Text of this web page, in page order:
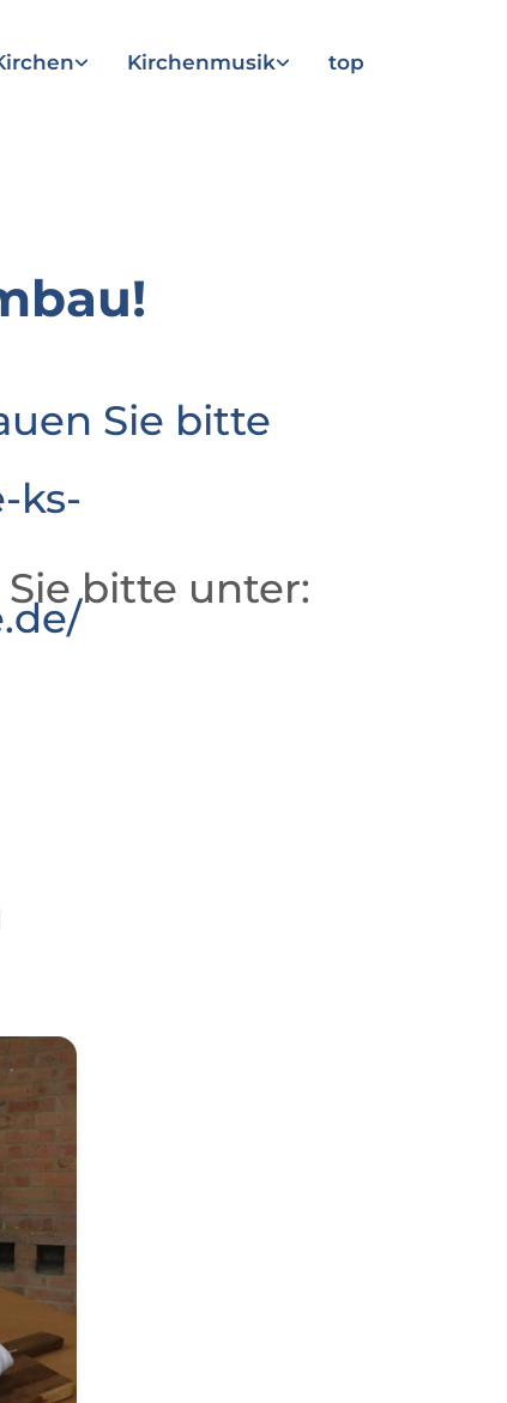
Kirchenmusik top
Sie bitte
ks-
bitte unter: